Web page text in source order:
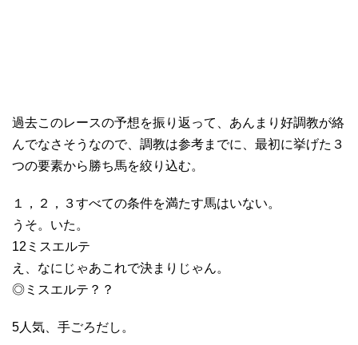
過去このレースの予想を振り返って、あんまり好調教が絡
んでなさそうなので、調教は参考までに、最初に挙げた３
つの要素から勝ち馬を絞り込む。
１，２，３すべての条件を満たす馬はいない。
うそ。いた。
12ミスエルテ
え、なにじゃあこれで決まりじゃん。
◎ミスエルテ？？
5人気、手ごろだし。